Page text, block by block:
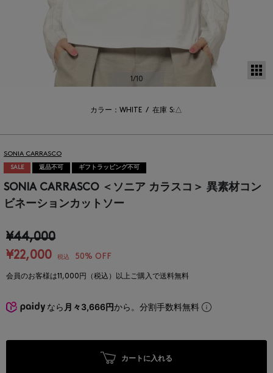
1/10
カラー：WHITE / 在庫 S:△
SONIA CARRASCO
SALE 返品不可 ギフトラッピング不可
SONIA CARRASCO ＜ソニア カラスコ＞ 異素材コン
ビネーションカットソー
¥44,000
¥22,000
税込 50% OFF
会員のお客様は11,000円（税込）以上ご購入で送料無料
なら 月々3,666円から。分割手数料無料
カートに入れる